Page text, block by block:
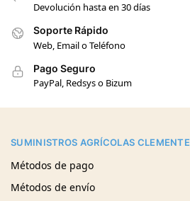
Devolución hasta en 30 días
Soporte Rápido
Web, Email o Teléfono
Pago Seguro
PayPal, Redsys o Bizum
SUMINISTROS AGRÍCOLAS CLEMENTE
Métodos de pago
Métodos de envío